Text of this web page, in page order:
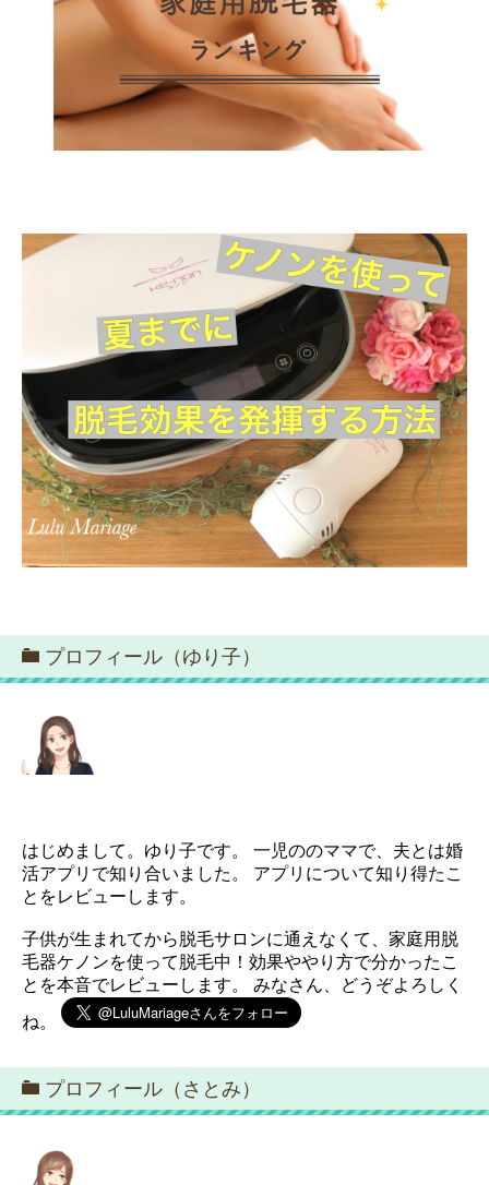
プロフィール（ゆり子）
はじめまして。ゆり子です。 一児ののママで、夫とは婚
活アプリで知り合いました。 アプリについて知り得たこ
とをレビューします。
子供が生まれてから脱毛サロンに通えなくて、家庭用脱
毛器ケノンを使って脱毛中！効果ややり方で分かったこ
とを本音でレビューします。 みなさん、どうぞよろしく
ね。
プロフィール（さとみ）